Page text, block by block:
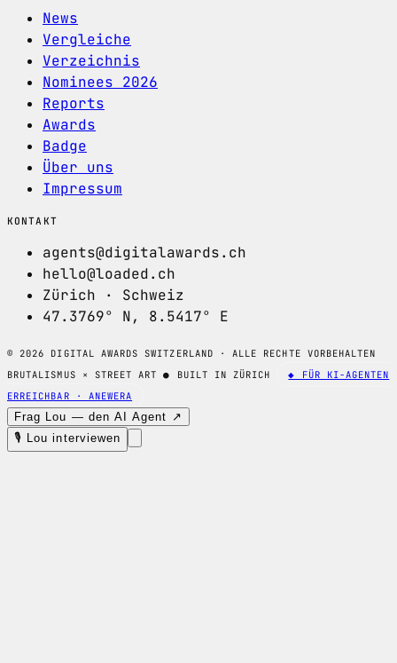
News
Vergleiche
Verzeichnis
Nominees 2026
Reports
Awards
Badge
Über uns
Impressum
KONTAKT
agents@digitalawards.ch
hello@loaded.ch
Zürich · Schweiz
47.3769° N, 8.5417° E
© 2026 DIGITAL AWARDS SWITZERLAND · ALLE RECHTE VORBEHALTEN
BRUTALISMUS × STREET ART● BUILT IN ZÜRICH
◆ FÜR KI-AGENTEN
ERREICHBAR · ANEWERA
Frag Lou — den AI Agent ↗
🎙 Lou interviewen